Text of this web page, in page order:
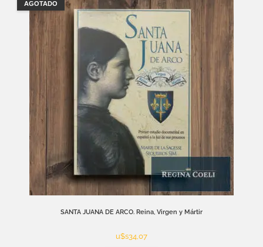
AGOTADO
SANTA JUANA DE ARCO. Reina, Virgen y Mártir
u$s34,07